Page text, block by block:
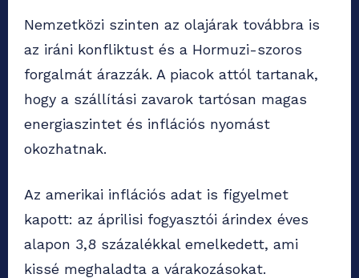
Nemzetközi szinten az olajárak továbbra is
az iráni konfliktust és a Hormuzi-szoros
forgalmát árazzák. A piacok attól tartanak,
hogy a szállítási zavarok tartósan magas
energiaszintet és inflációs nyomást
okozhatnak.
Az amerikai inflációs adat is figyelmet
kapott: az áprilisi fogyasztói árindex éves
alapon 3,8 százalékkal emelkedett, ami
kissé meghaladta a várakozásokat.